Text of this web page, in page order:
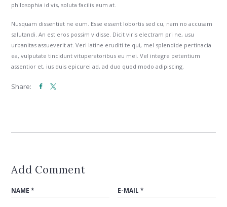
philosophia id vis, soluta facilis eum at.
Nusquam dissentiet ne eum. Esse essent lobortis sed cu, nam no accusam
salutandi. An est eros possim vidisse. Dicit viris electram pri ne, usu
urbanitas assueverit at. Veri latine eruditi te qui, mel splendide pertinacia
ea, vulputate tincidunt vituperatoribus eu mei. Vel integre petentium
assentior et, ius duis epicurei ad, ad duo quod modo adipiscing.
Share: Facebook
Add Comment